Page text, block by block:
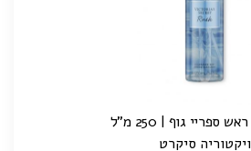
ויקטוריה סיקרט